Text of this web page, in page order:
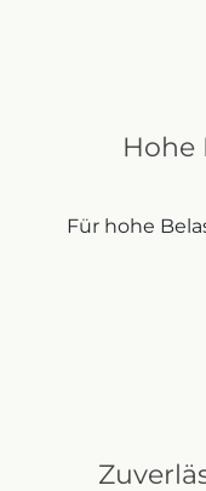
Hohe
Für hohe